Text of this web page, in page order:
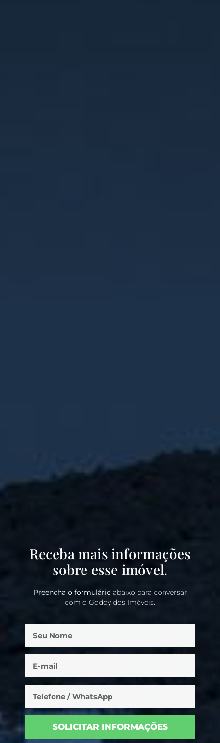
Receba mais informações
sobre esse imóvel.
Preencha o formulárioabaixo para conversar
com o Godoy dos Imóveis.
SOLICITAR INFORMAÇÕES